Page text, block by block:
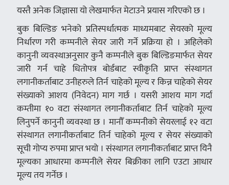
यस्तै अनेक जिज्ञासा यो लेखमार्फत मेटाउने प्रयास गरिएको छ ।
बुक बिल्डिङ भनेको प्रतिस्पर्धात्मक माध्यमबाट सेयरको मूल्य
निर्धारण गरी कम्पनीले सेयर जारी गर्ने प्रक्रिया हो । अहिलेको
कानुनी व्यवस्थाअनुसार कुनै कम्पनीले बुक बिल्डिङमार्फत सेयर
जारी गर्न चाहे धितोपत्र बोर्डबाट स्वीकृति प्राप्त संस्थागत
लगानीकर्ताबाट उनीहरुले तिर्न चाहेको मूल्य र किन्न चाहेको सेयर
संख्याको आशय (निवेदन) माग गर्छ । यसरी आशय माग गर्दा
कम्तीमा १० वटा संस्थागत लगानीकर्ताबाट तिर्न चाहेको मूल्य
लिनुपर्ने कानुनी व्यवस्था छ । मानौँ कम्पनीको सेयरलाई १२ वटा
संस्थागत लगानीकर्ताबाट तिर्न चाहेको मूल्य र सेयर संख्याको
सूची गोप्य रुपमा प्राप्त भयो । संस्थागत लगानीकर्ताबाट प्राप्त यिनै
मूल्यका आधारमा कम्पनीले सेयर बिक्रीका लागि एउटा आधार
मूल्य तय गर्नेछ ।